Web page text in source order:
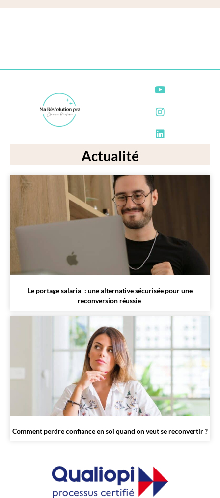
Actualité
Le portage salarial : une alternative sécurisée pour une
reconversion réussie
Comment perdre confiance en soi quand on veut se reconvertir ?